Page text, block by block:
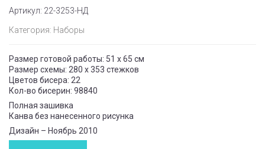
Артикул: 22-3253-НД
Категория: Наборы
Размер готовой работы: 51 x 65 см
Размер схемы: 280 x 353 стежков
Цветов бисера: 22
Кол-во бисерин: 98840
Полная зашивка
Канва без нанесенного рисунка
Дизайн – Ноябрь 2010